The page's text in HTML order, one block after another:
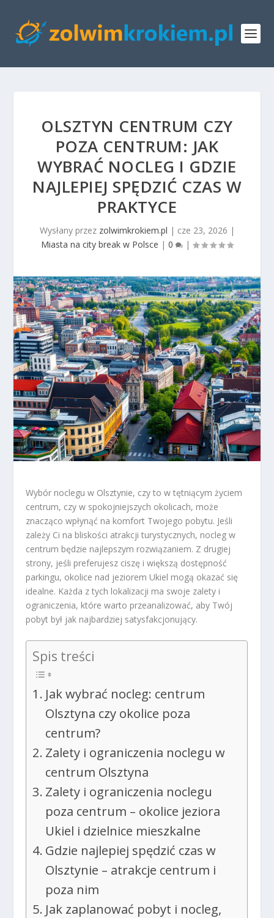
OLSZTYN CENTRUM CZY
POZA CENTRUM: JAK
WYBRAĆ NOCLEG I GDZIE
NAJLEPIEJ SPĘDZIĆ CZAS W
PRAKTYCE
Wysłany przez zolwimkrokiem.pl | cze 23, 2026 |
Miasta na city break w Polsce | 0 |
Wybór noclegu w Olsztynie, czy to w tętniącym życiem
centrum, czy w spokojniejszych okolicach, może
znacząco wpłynąć na komfort Twojego pobytu. Jeśli
zależy Ci na bliskości atrakcji turystycznych, nocleg w
centrum będzie najlepszym rozwiązaniem. Z drugiej
strony, jeśli preferujesz ciszę i większą dostępność
parkingu, okolice nad jeziorem Ukiel mogą okazać się
idealne. Każda z tych lokalizacji ma swoje zalety i
ograniczenia, które warto przeanalizować, aby Twój
pobyt był jak najbardziej satysfakcjonujący.
Spis treści
Jak wybrać nocleg: centrum
Olsztyna czy okolice poza
centrum?
Zalety i ograniczenia noclegu w
centrum Olsztyna
Zalety i ograniczenia noclegu
poza centrum – okolice jeziora
Ukiel i dzielnice mieszkalne
Gdzie najlepiej spędzić czas w
Olsztynie – atrakcje centrum i
poza nim
Jak zaplanować pobyt i nocleg,